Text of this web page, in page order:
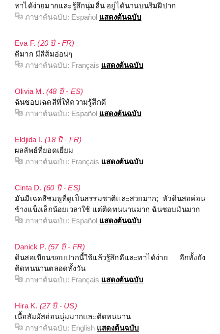
ทาได้ง่ายมากและรู้สึกนุ่มลื่น อยู่ได้นานบนริมฝีปาก
ภาษาต้นฉบับ: Español แสดงต้นฉบับ
Eva F.(20 ปี - FR)
ดีมาก มีสีส้มอ่อนๆ
ภาษาต้นฉบับ: Français แสดงต้นฉบับ
Olivia M. (48 ปี - ES)
ฉันชอบเฉดสีที่ให้ความรู้สึกดี
ภาษาต้นฉบับ: Español แสดงต้นฉบับ
Eldjida I.(18 ปี - FR)
ผลลัพธ์ที่ยอดเยี่ยม
ภาษาต้นฉบับ: Français แสดงต้นฉบับ
Cinta D. (60 ปี - ES)
มันมีเฉดสีชมพูที่ดูเป็นธรรมชาติและสวยมาก; หัวดินสอค่อน
ข้างแข็งเล็กน้อยเวลาใช้ แต่ติดทนนานมาก ฉันชอบมันมาก
ภาษาต้นฉบับ: Español แสดงต้นฉบับ
Danick P. (57 ปี - FR)
ดินสอเขียนขอบปากนี้ใช้แล้วรู้สึกดีและทาได้ง่าย อีกทั้งยัง
ติดทนนานตลอดทั้งวัน
ภาษาต้นฉบับ: Français แสดงต้นฉบับ
Hira K. (27 ปี - US)
เนื้อสัมผัสอ่อนนุ่มมากและติดทนนาน
ภาษาต้นฉบับ: English แสดงต้นฉบับ